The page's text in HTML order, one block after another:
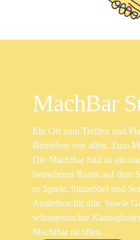
MachBar
Ein Ort zum Treffen und
Betrieben von allen. Zum
Die MachBar Süd ist ein
betriebener Raum auf dem
es Spiele, Sitzmöbel und
Ausleihen für alle. Sowie
selbstgemachte
MachBar ist offen...